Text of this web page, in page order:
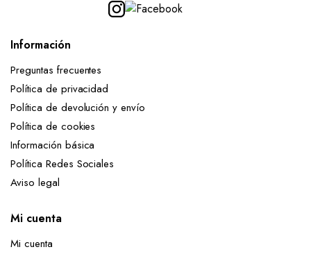
Información
Preguntas frecuentes
Política de privacidad
Política de devolución y envío
Política de cookies
Información básica
Política Redes Sociales
Aviso legal
Mi cuenta
Mi cuenta